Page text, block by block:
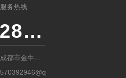
服务热线
028-87741718
成都市金牛区
金府路799号1
570392946@qq.com